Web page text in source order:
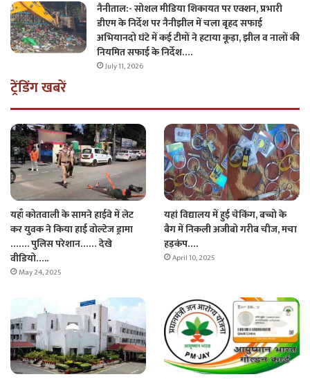
नैनीताल:- सोशल मीडिया शिकायत पर एक्शन, प्रभारी
डीएम के निर्देश पर नैनीझील में चला बृहद सफाई
अभियानदो घंटे में कई टीमों ने हटाया कूड़ा, झील व नालों की
नियमित सफाई के निर्देश….
July 11, 2026
ट्रेंडिंग खबरें
यहाँ कोतवाली के सामने हाईवे में लेट
कर युवक ने किया हाई वोल्टेज ड्रामा
……. पुलिस परेशान…… देखे
वीडियो…..
May 24, 2025
यहां विद्यालय में हुई चेकिंग, बच्चो के
बैग में निकली अजीबो गरीब चीज, मचा
हड़कंप….
April 10, 2025